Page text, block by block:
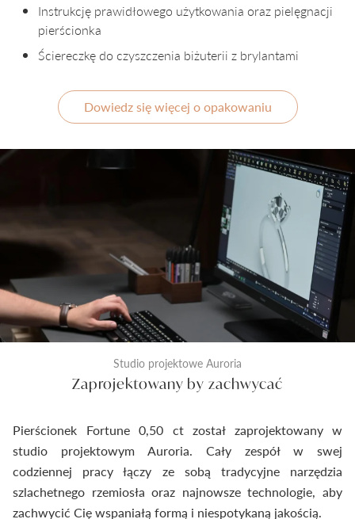
Instrukcję prawidłowego użytkowania oraz pielęgnacji
pierścionka
Ściereczkę do czyszczenia biżuterii z brylantami
Dowiedz się więcej o opakowaniu
Studio projektowe Auroria
Zaprojektowany by zachwycać
Pierścionek Fortune 0,50 ct został zaprojektowany w
studio projektowym Auroria. Cały zespół w swej
codziennej pracy łączy ze sobą tradycyjne narzędzia
szlachetnego rzemiosła oraz najnowsze technologie, aby
zachwycić Cię wspaniałą formą i niespotykaną jakością.